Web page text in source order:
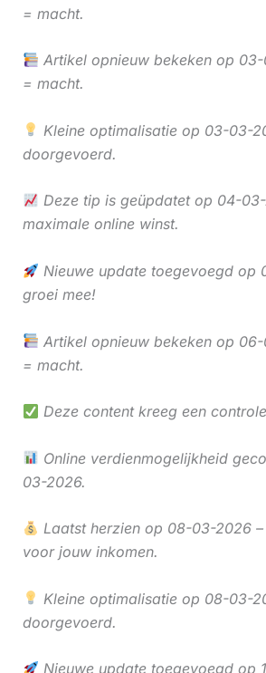
= macht.
Artikel opnieuw bekeken op
= macht.
Kleine optimalisatie op 03-03-
doorgevoerd.
Deze tip is geüpdatet op 04-
maximale online winst.
Nieuwe update toegevoegd op
groei mee!
Artikel opnieuw bekeken op
= macht.
Deze content kreeg een
Online verdienmogelijkheid
03-2026.
Laatst herzien op 08-03-2026
voor jouw inkomen.
Kleine optimalisatie op 08-03-
doorgevoerd.
Nieuwe update toegevoegd op